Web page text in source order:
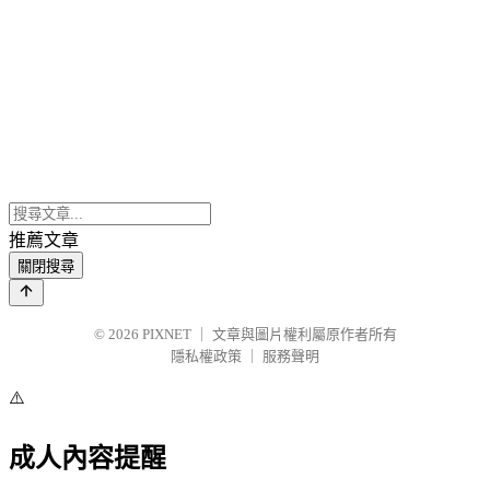
推薦文章
關閉搜尋
© 2026 PIXNET
文章與圖片權利屬原作者所有
隱私權政策
服務聲明
⚠️
成人內容提醒